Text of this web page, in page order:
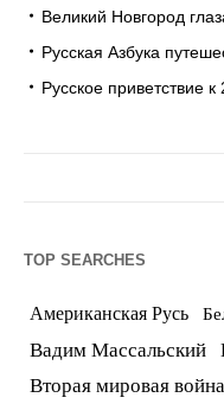
Великий Новгород
Русская Азбука
Русское приветствие
TOP SEARCHES
Американская Русь
Вадим Массальский
Вторая мировая война